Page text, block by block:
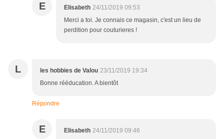
E Elisabeth 24/11/2019 09:53
Merci a toi. Je connais ce magasin, c'est un lieu de
perdition pour couturieres !
L les hobbies de Valou 23/11/2019 19:34
Bonne rééducation. A bientôt
Répondre
E Elisabeth 24/11/2019 09:46